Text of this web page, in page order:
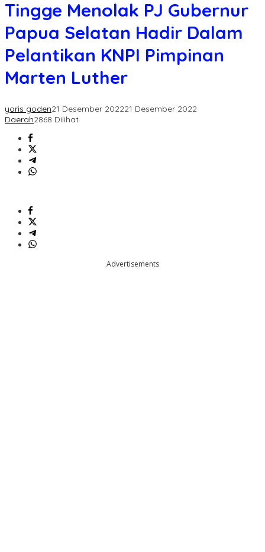
PJ
Papua
Hadir
Pelantikan
Marten
Tingge Menolak PJ Gubernur
Papua Selatan Hadir Dalam
Pelantikan KNPI Pimpinan
Marten Luther
yoris goden21 Desember 202221 Desember 2022
Daerah2868 Dilihat
Advertisements